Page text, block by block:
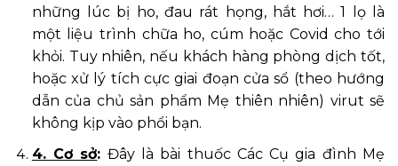
những lúc bị ho, đau rát họng, hắt hơi… 1 lọ là
một liệu trình chữa ho, cúm hoặc Covid cho tới
khỏi. Tuy nhiên, nếu khách hàng phòng dịch tốt,
hoặc xử lý tích cực giai đoạn cửa sổ (theo hướng
dẫn của chủ sản phẩm Mẹ thiên nhiên) virut sẽ
không kịp vào phổi bạn.
4. Cơ sở: Đây là bài thuốc Các Cụ gia đình Mẹ